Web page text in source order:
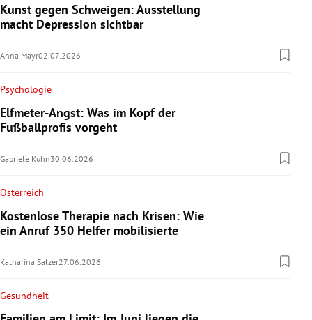
Kunst gegen Schweigen: Ausstellung
macht Depression sichtbar
Anna Mayr02.07.2026
Psychologie
Elfmeter-Angst: Was im Kopf der
Fußballprofis vorgeht
Gabriele Kuhn30.06.2026
Österreich
Kostenlose Therapie nach Krisen: Wie
ein Anruf 350 Helfer mobilisierte
Katharina Salzer27.06.2026
Gesundheit